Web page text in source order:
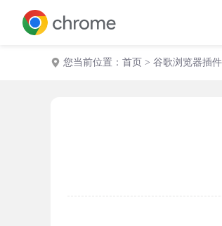
您当前位置： 首页 > 谷歌浏览器插